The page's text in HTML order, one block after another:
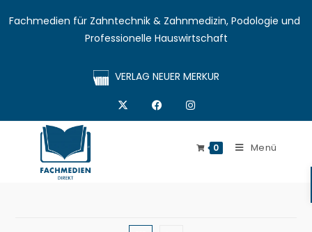
Fachmedien für Zahntechnik & Zahnmedizin, Podologie und
Professionelle Hauswirtschaft
VERLAG NEUER MERKUR
0 Menü